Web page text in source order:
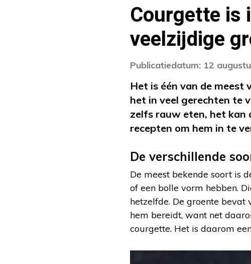
Courgette is
veelzijdige
Publicatiedatum: 12
Het is één van de
het in veel gerechten te
zelfs rauw eten, het kan
recepten om hem in te
De verschillende
De meest bekende soort is
of een bolle vorm hebben.
hetzelfde. De groente bevat
hem bereidt, want net
courgette. Het is daarom